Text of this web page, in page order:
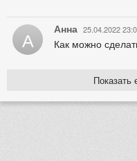
А Анна 25.04.2022
Как можно